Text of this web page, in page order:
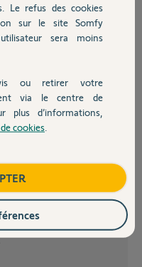
que vous avez bien une
(si les retour intellitag se
Le refus des cookies
sur le site Somfy
sera moins
ou retirer votre
via le centre de
plus d’informations,
cookies